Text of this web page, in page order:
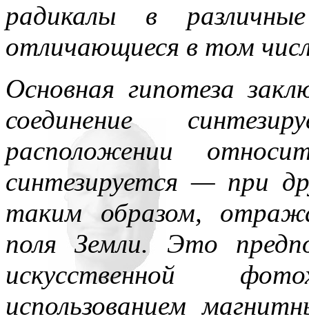
радикалы в различные
отличающиеся в том
Основная гипотеза
соединение
расположении
синтезируется — при
таким образом,
поля Земли. Это
искусственной
использованием